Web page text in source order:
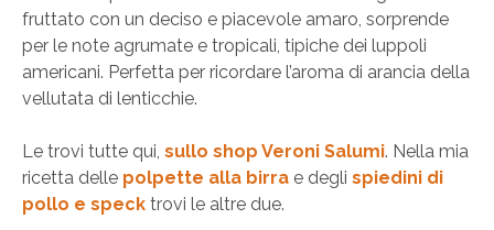
fruttato con un deciso e piacevole amaro, sorprende
per le note agrumate e tropicali, tipiche dei luppoli
americani. Perfetta per ricordare l’aroma di arancia della
vellutata di lenticchie.
Le trovi tutte qui, sullo shop Veroni Salumi. Nella mia
ricetta delle polpette alla birra e degli spiedini di
pollo e speck trovi le altre due.